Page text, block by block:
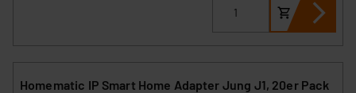
Homematic IP Smart Home Adapter Jung J1, 20er Pack